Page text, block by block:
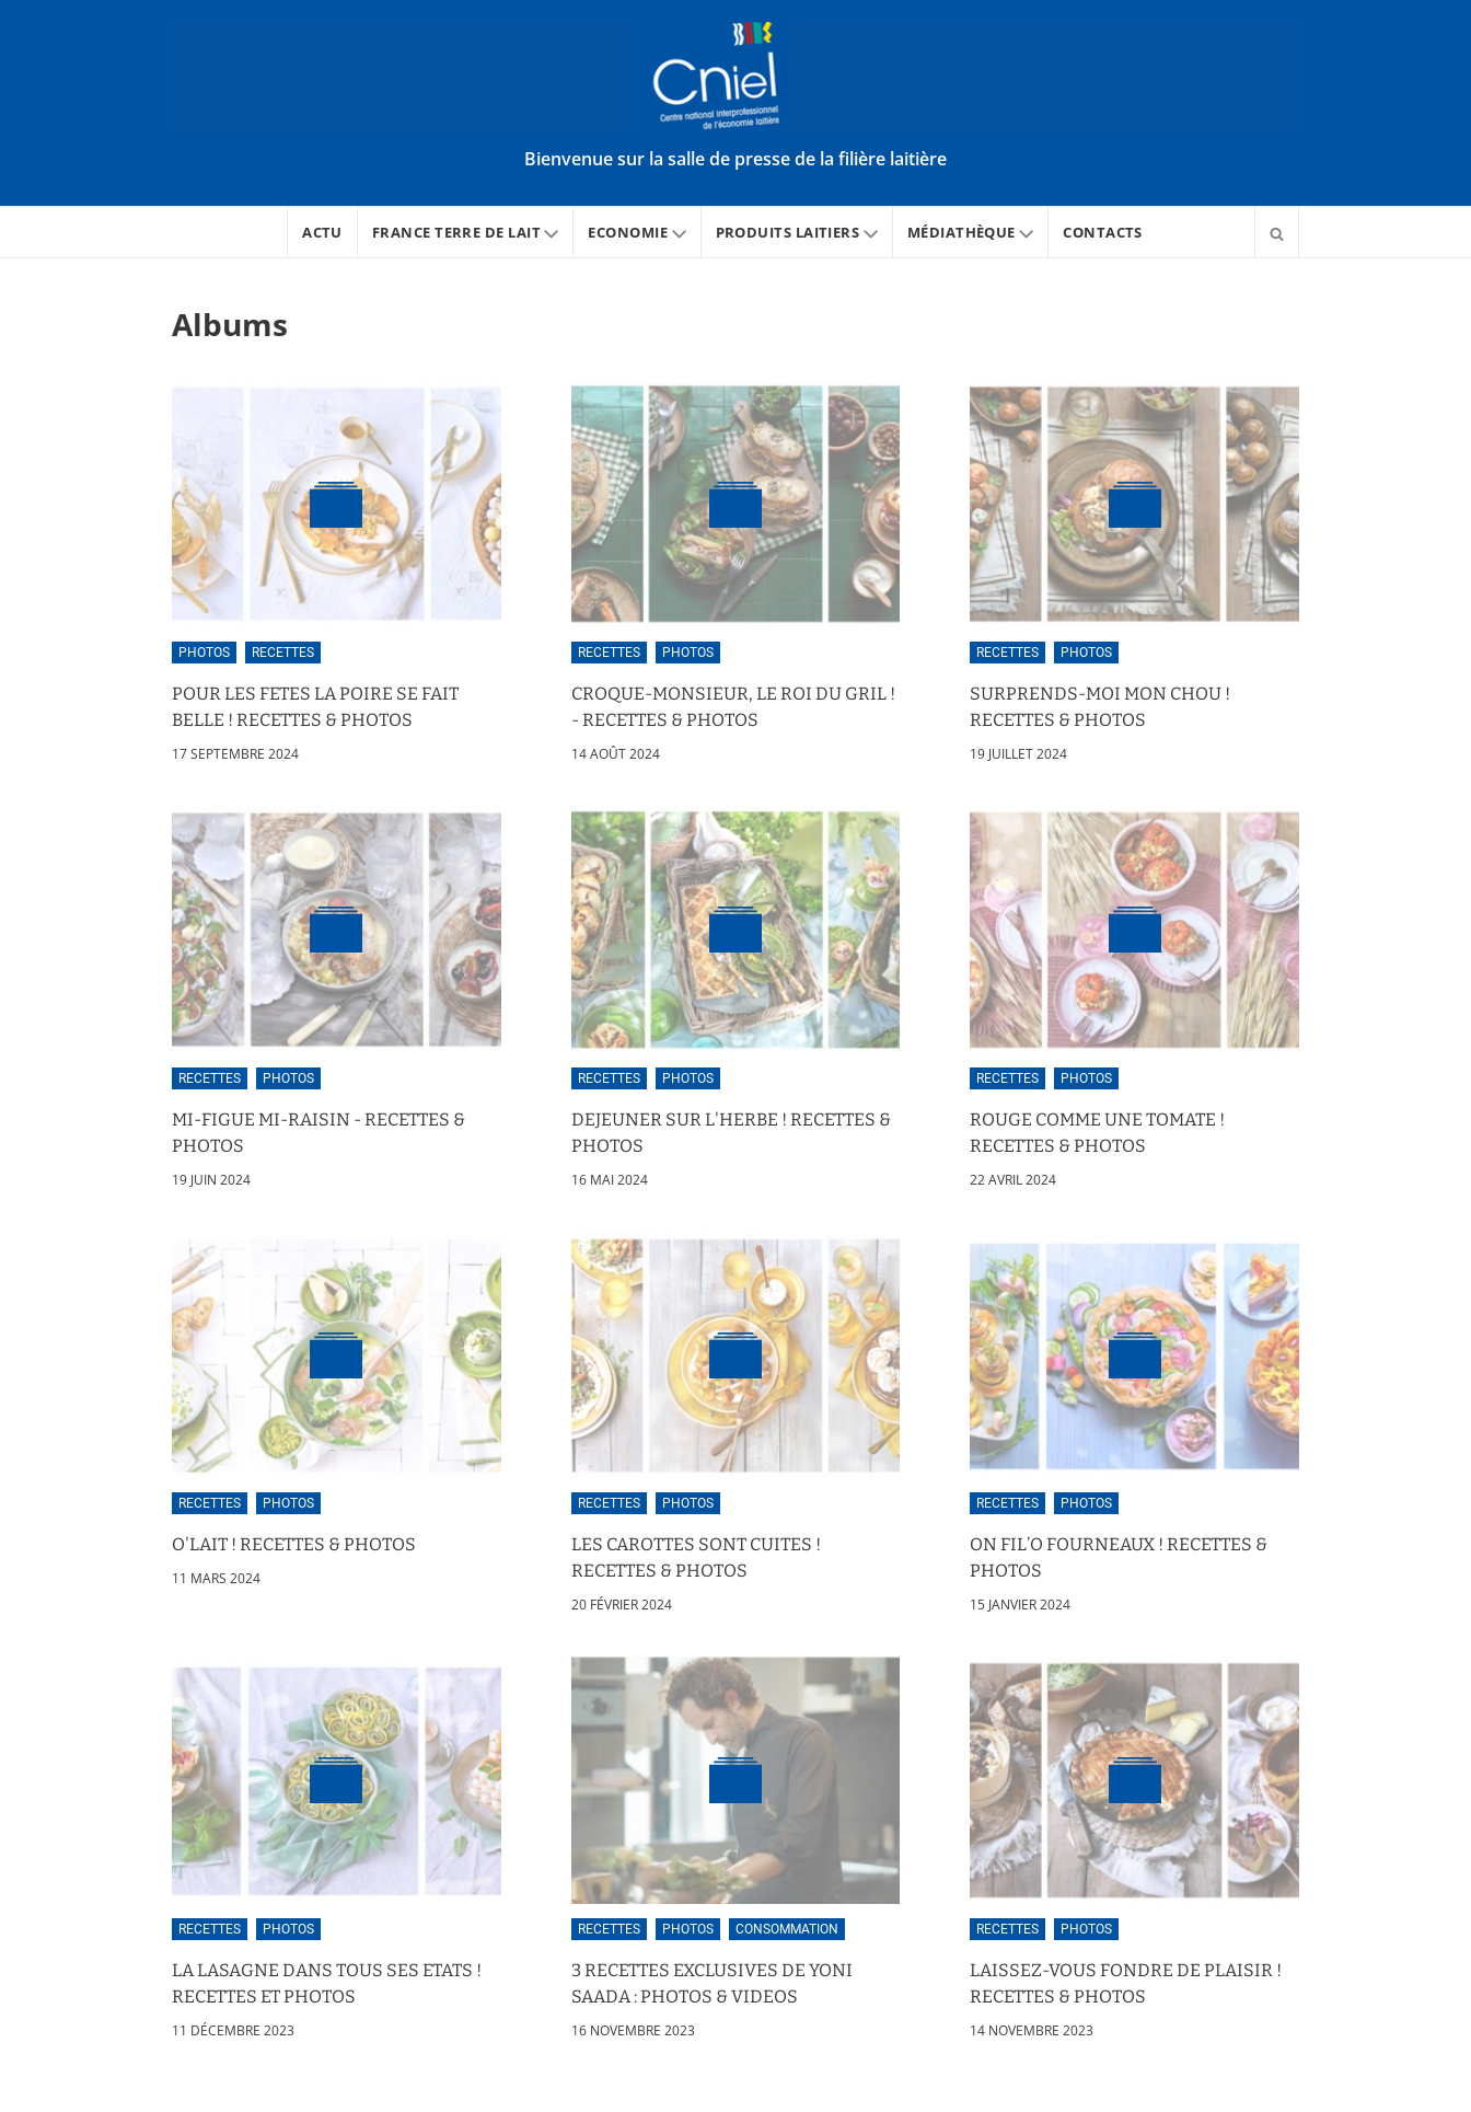
Bienvenue sur la salle de presse de la filière laitière
ACTU FRANCE TERRE DE LAIT ECONOMIE PRODUITS LAITIERS MÉDIATHÈQUE CONTACTS
Albums
PHOTOS RECETTES
POUR LES FETES LA POIRE SE FAIT
BELLE ! RECETTES & PHOTOS
17 SEPTEMBRE 2024
RECETTES PHOTOS
CROQUE-MONSIEUR, LE ROI DU GRIL !
- RECETTES & PHOTOS
14 AOÛT 2024
RECETTES PHOTOS
SURPRENDS-MOI MON CHOU !
RECETTES & PHOTOS
19 JUILLET 2024
RECETTES PHOTOS
MI-FIGUE MI-RAISIN - RECETTES &
PHOTOS
19 JUIN 2024
RECETTES PHOTOS
DEJEUNER SUR L'HERBE ! RECETTES &
PHOTOS
16 MAI 2024
RECETTES PHOTOS
ROUGE COMME UNE TOMATE !
RECETTES & PHOTOS
22 AVRIL 2024
RECETTES PHOTOS
O'LAIT ! RECETTES & PHOTOS
11 MARS 2024
RECETTES PHOTOS
LES CAROTTES SONT CUITES !
RECETTES & PHOTOS
20 FÉVRIER 2024
RECETTES PHOTOS
ON FIL’O FOURNEAUX ! RECETTES &
PHOTOS
15 JANVIER 2024
RECETTES PHOTOS
LA LASAGNE DANS TOUS SES ETATS !
RECETTES ET PHOTOS
11 DÉCEMBRE 2023
RECETTES PHOTOS CONSOMMATION
3 RECETTES EXCLUSIVES DE YONI
SAADA : PHOTOS & VIDEOS
16 NOVEMBRE 2023
RECETTES PHOTOS
LAISSEZ-VOUS FONDRE DE PLAISIR !
RECETTES & PHOTOS
14 NOVEMBRE 2023